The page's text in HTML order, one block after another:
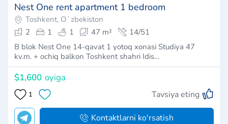
Nest One rent apartment 1 bedroom
Toshkent, Oʻzbekiston
2
1 1 47 m²
14/51
B blok Nest One 14-qavat 1 yotoq xonasi Studiya 47
kv.m. + ochiq balkon Toshkent shahri Idis…
$1,600 oyiga
1 Tavsiya eting
Kontaktlarni ko'rsatish